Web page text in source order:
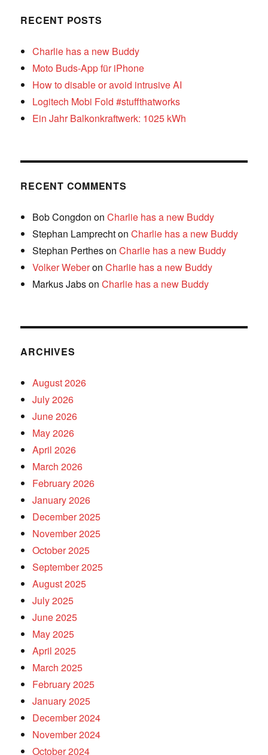
RECENT POSTS
Charlie has a new Buddy
Moto Buds-App für iPhone
How to disable or avoid intrusive AI
Logitech Mobi Fold #stuffthatworks
Ein Jahr Balkonkraftwerk: 1025 kWh
RECENT COMMENTS
Bob Congdon onCharlie has a new Buddy
Stephan LamprechtonCharlie has a new Buddy
Stephan PerthesonCharlie has a new Buddy
Volker WeberonCharlie has a new Buddy
Markus JabsonCharlie has a new Buddy
ARCHIVES
August 2026
July 2026
June 2026
May 2026
April 2026
March 2026
February 2026
January 2026
December 2025
November 2025
October 2025
September 2025
August 2025
July 2025
June 2025
May 2025
April 2025
March 2025
February 2025
January 2025
December 2024
November 2024
October 2024